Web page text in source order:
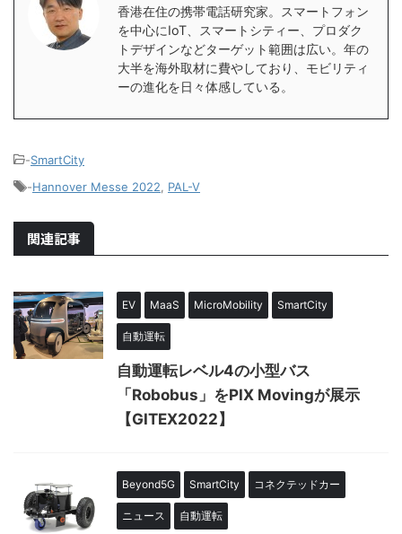
香港在住の携帯電話研究家。スマートフォン
を中心にIoT、スマートシティー、プロダク
トデザインなどターゲット範囲は広い。年の
大半を海外取材に費やしており、モビリティ
ーの進化を日々体感している。
-SmartCity
-Hannover Messe 2022 PAL-V
関連記事
EV MaaS MicroMobility SmartCity
自動運転
自動運転レベル4の小型バス
「Robobus」をPIX Movingが展示
【GITEX2022】
Beyond5G SmartCity コネクテッドカー
ニュース 自動運転